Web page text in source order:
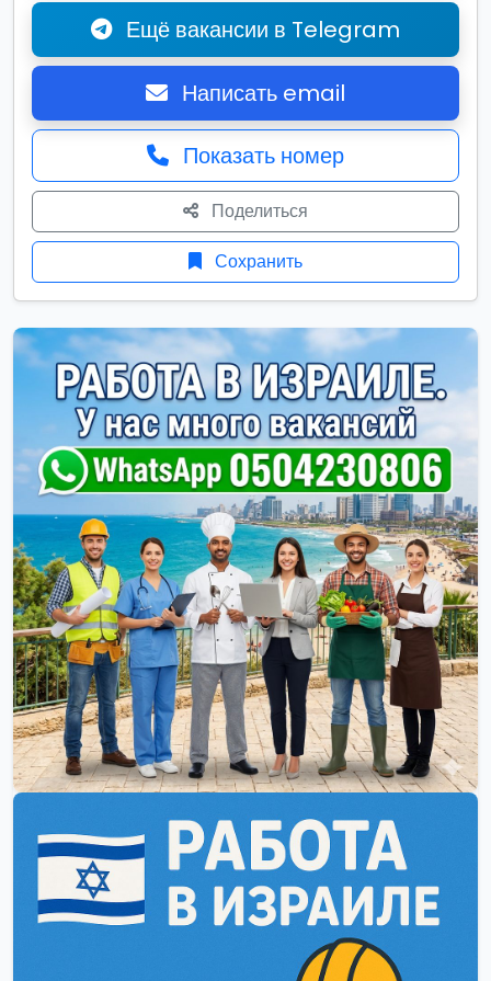
Ещё вакансии в Telegram
Написать email
Показать номер
Поделиться
Сохранить